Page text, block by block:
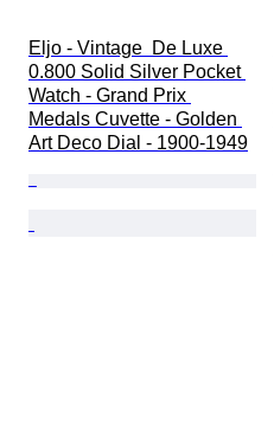
Eljo - Vintage  De Luxe
0.800 Solid Silver Pocket
Watch - Grand Prix
Medals Cuvette - Golden
Art Deco Dial - 1900-1949